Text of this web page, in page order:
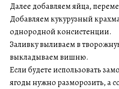
Далее добавляем яйца,
Добавляем кукурузный
однородной консистенции.
Заливку выливаем в
выкладываем вишню.
Если будете использовать
ягоды нужно разморозить, а